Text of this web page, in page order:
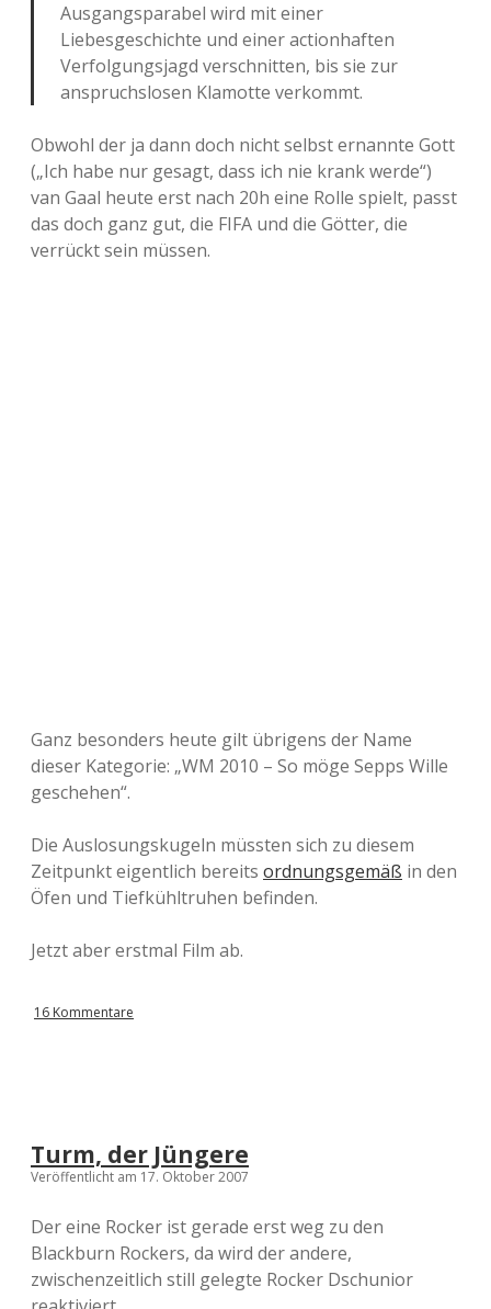
Ausgangsparabel wird mit einer
Liebesgeschichte und einer actionhaften
Verfolgungsjagd verschnitten, bis sie zur
anspruchslosen Klamotte verkommt.
Obwohl der ja dann doch nicht selbst ernannte Gott
(„Ich habe nur gesagt, dass ich nie krank werde“)
van Gaal heute erst nach 20h eine Rolle spielt, passt
das doch ganz gut, die FIFA und die Götter, die
verrückt sein müssen.
Ganz besonders heute gilt übrigens der Name
dieser Kategorie: „WM 2010 – So möge Sepps Wille
geschehen“.
Die Auslosungskugeln müssten sich zu diesem
Zeitpunkt eigentlich bereits ordnungsgemäß in den
Öfen und Tiefkühltruhen befinden.
Jetzt aber erstmal Film ab.
16 Kommentare
Turm, der Jüngere
Veröffentlicht am 17. Oktober 2007
Der eine Rocker ist gerade erst weg zu den
Blackburn Rockers, da wird der andere,
zwischenzeitlich still gelegte Rocker Dschunior